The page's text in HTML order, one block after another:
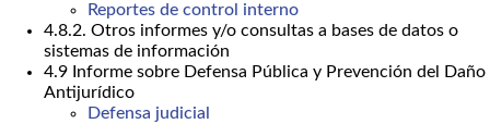
Reportes de control interno
4.8.2. Otros informes y/o consultas a bases de datos o
sistemas de información
4.9 Informe sobre Defensa Pública y Prevención del Daño
Antijurídico
Defensa judicial